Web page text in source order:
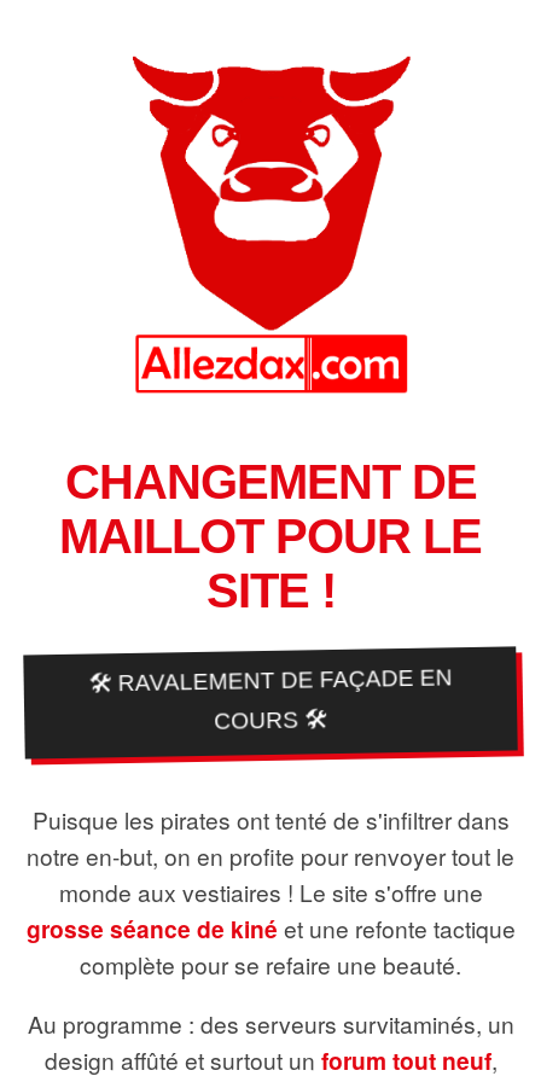
CHANGEMENT DE
MAILLOT POUR LE
SITE !
🛠️ RAVALEMENT DE FAÇADE EN
COURS 🛠️
Puisque les pirates ont tenté de s'infiltrer dans
notre en-but, on en profite pour renvoyer tout le
monde aux vestiaires ! Le site s'offre une
grosse séance de kiné et une refonte tactique
complète pour se refaire une beauté.
Au programme : des serveurs survitaminés, un
design affûté et surtout un forum tout neuf,